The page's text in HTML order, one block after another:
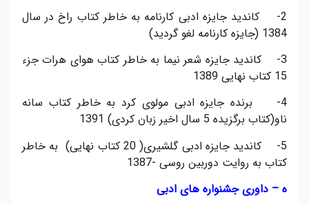
2- کاندید جایزه ادبی کارنامه به خاطر کتاب راخ در سال
1384 (جایزه کارنامه لغو گردید)
3- کاندید جایزه شعر نیما به خاطر کتاب هوای هرات جزء
15 کتاب نهایی 1389
4- برنده جایزه ادبی مولوی کرد به خاطر کتاب سانه
ناو(کتاب برگزیده 5 سال اخیر زبان کردی) 1391
5- کاندید جایزه ادبی گلشیری( 20 کتاب نهایی) به خاطر
کتاب به روایت دوربین روسی -1387
ه – داوری جشنواره های ادبی